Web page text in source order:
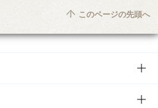
このページの先頭へ